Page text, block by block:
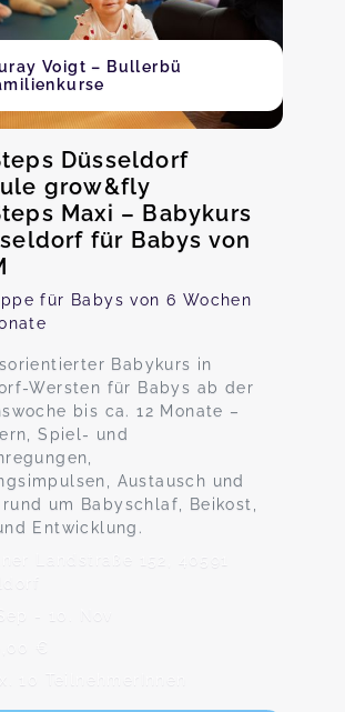
Voigt – Bullerbü
Düsseldorf
grow&fly
Maxi – Babykurs
für Babys von
für Babys von 6 Wochen
Babykurs in
Wersten für Babys ab der
bis ca. 12 Monate –
Spiel- und
Austausch und
um Babyschlaf, Beikost,
Entwicklung.
Landstraße 152, 40591
- 10. Nov
€
10 TeilnehmerInnen